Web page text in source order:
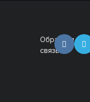
Обратная
связь